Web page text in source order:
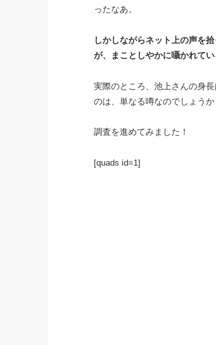
ったなあ。
しかしながらネット上の声を
が、まことしやかに囁かれてい
実際のところ、池上さんの身
のは、単なる噂なのでしょうか
調査を進めてみました！
[quads id=1]